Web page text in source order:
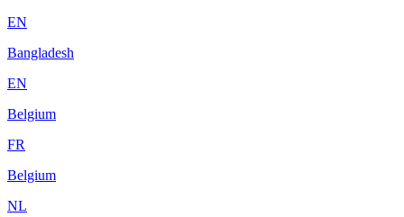
EN
Bangladesh
EN
Belgium
FR
Belgium
NL